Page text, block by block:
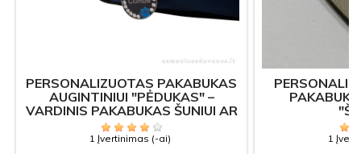
PERSONALIZUOTAS PAKABUKAS
AUGINTINIUI "PĖDUKAS" –
VARDINIS PAKABUKAS ŠUNIUI AR
KATEI
1 Įvertinimas (-ai) 1